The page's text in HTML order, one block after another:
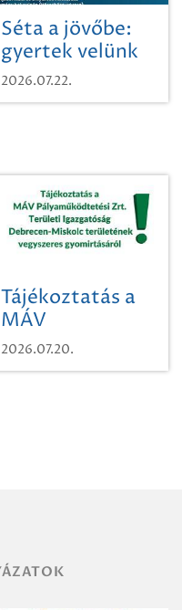
Séta a jövőbe:
gyertek velünk
egy városi
időutazásra!
2026.07.22.
Tájékoztatás a
MÁV
Pályaműködtetési
Zrt. Területi
2026.07.20.